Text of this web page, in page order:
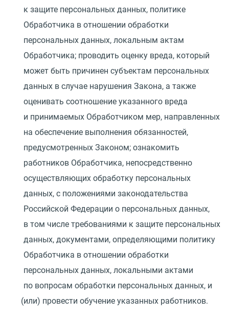
к защите персональных данных, политике
Обработчика в отношении обработки
персональных данных, локальным актам
Обработчика; проводить оценку вреда, который
может быть причинен субъектам персональных
данных в случае нарушения Закона, а также
оценивать соотношение указанного вреда
и принимаемых Обработчиком мер, направленных
на обеспечение выполнения обязанностей,
предусмотренных Законом; ознакомить
работников Обработчика, непосредственно
осуществляющих обработку персональных
данных, с положениями законодательства
Российской Федерации о персональных данных,
в том числе требованиями к защите персональных
данных, документами, определяющими политику
Обработчика в отношении обработки
персональных данных, локальными актами
по вопросам обработки персональных данных, и
(или) провести обучение указанных работников.